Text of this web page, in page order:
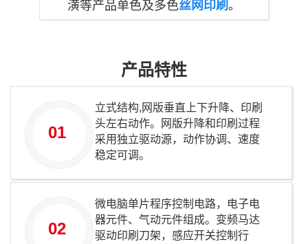
潢等产品单色及多色丝网印刷。
产品特性
01
立式结构,网版垂直上下升降、印刷
头左右动作。网版升降和印刷过程
采用独立驱动源，动作协调、速度
稳定可调。
02
微电脑单片程序控制电路，电子电
器元件、气动元件组成。变频马达
驱动印刷刀架，感应开关控制行